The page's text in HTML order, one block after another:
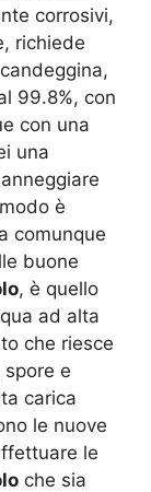
corrosivi,
richiede
99.8%, con
con una
una
è
comunque
buone
, è quello
ad alta
che riesce
e
carica
le nuove
le
che sia